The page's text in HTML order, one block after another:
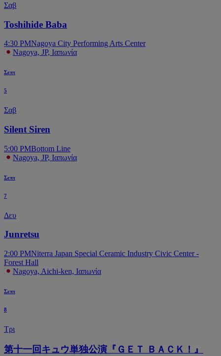
Σαβ
Toshihide Baba
4:30 PMNagoya City Performing Arts Center
Nagoya, JP, Ιαπωνία
Σεπτ
5
Σαβ
Silent Siren
5:00 PMBottom Line
Nagoya, JP, Ιαπωνία
Σεπτ
7
Δευ
Junretsu
2:00 PMNiterra Japan Special Ceramic Industry Civic Center -
Forest Hall
Nagoya, Aichi-ken, Ιαπωνία
Σεπτ
8
Τρι
第十一回キュウ単独公演『ＧＥＴ ＢＡＣＫ！』